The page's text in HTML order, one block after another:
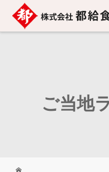
ご当地